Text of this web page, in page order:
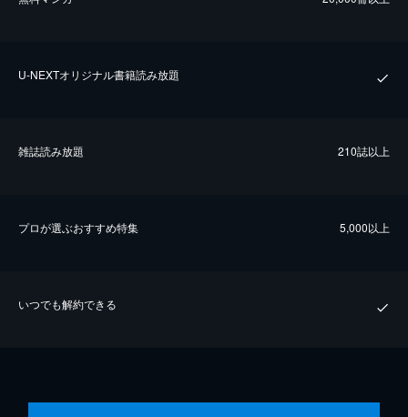
U-NEXTオリジナル書籍読み放題
雑誌読み放題 210誌以上
プロが選ぶおすすめ特集 5,000以上
いつでも解約できる